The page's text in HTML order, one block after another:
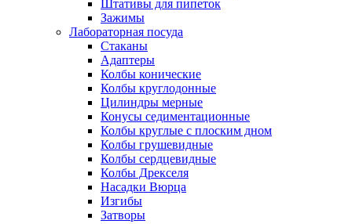
Штативы для пипеток
Зажимы
Лабораторная посуда
Стаканы
Адаптеры
Колбы конические
Колбы круглодонные
Цилиндры мерные
Конусы седиментационные
Колбы круглые с плоским дном
Колбы грушевидные
Колбы сердцевидные
Колбы Дрекселя
Насадки Вюрца
Изгибы
Затворы